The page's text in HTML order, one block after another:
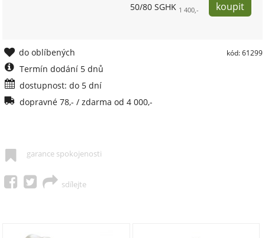
50/80 SGHK 1 400,-
kód: 61299
do oblíbených
Termín dodání 5 dnů
dostupnost: do 5 dní
dopravné 78,- / zdarma od 4 000,-
garance spokojenosti
sdílejte